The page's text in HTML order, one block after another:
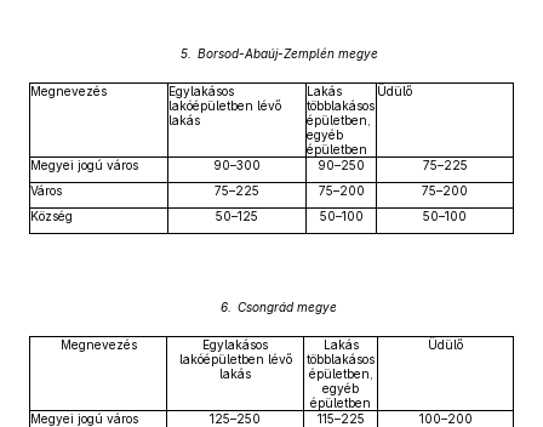
5. Borsod-Abaúj-Zemplén megye
Megnevezés
Egylakásos
lakóépületben lévő
lakás
Lakás
többlakásos
épületben,
egyéb
épületben
Üdülő
Megyei jogú város 90–300 90–250
75–225
Város
75–225 75–200
75–200
Község
50–125 50–100 50–100
6. Csongrád megye
Megnevezés
Egylakásos
lakóépületben lévő
lakás
Lakás
többlakásos
épületben,
egyéb
épületben
Üdülő
Megyei jogú város 125–250 115–225
100–200